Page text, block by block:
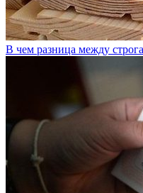
В чем разница между